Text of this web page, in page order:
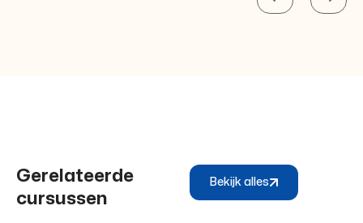
Gerelateerde
cursussen
Bekijk alles